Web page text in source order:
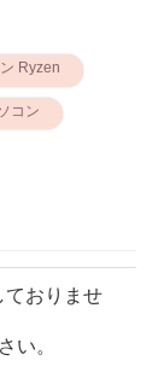
Ryzen
コン
おりませ
い。